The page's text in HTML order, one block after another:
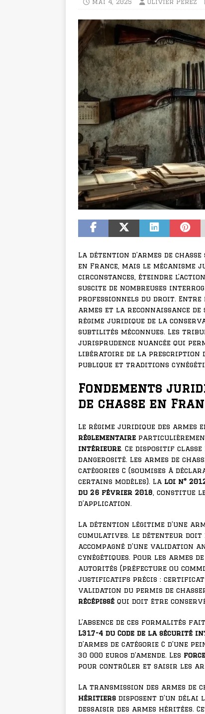
mai 4, 2025 Olivier Perez
La détention d’armes de
en France, mais le
circonstances, éteindre
suscite de nombreuses
professionnels du droit.
armes et la reconnaissance
régime juridique de la
subtilités méconnues. Les
jurisprudence nuancée qui
libératoire de la prescription
publique et traditions
Fondements
de chasse en
Le régime juridique des armes
réglementaire
intérieure. Ce dispositif
dangerosité. Les armes de
catégories C (soumises à
certains modèles). La loi n°
du 26 février 2018 , constitue
d’application.
La détention légitime d’une
cumulatives. Le détenteur doit
accompagné d’une validation
cynégétiques. Pour les armes
autorités (préfecture ou
justificatifs précis : certificat
validation du permis de
récépissé qui doit être
L’absence de ces formalités
L317-4 du Code de la sécurité
d’armes de catégorie C d’une
30 000 euros d’amende. Les
pour contrôler et saisir les
La transmission des armes de
héritiers disposent d’un
dessaisir des armes héritées.